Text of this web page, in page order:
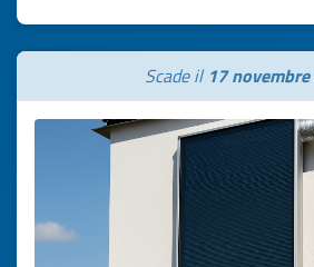
Scade il 17